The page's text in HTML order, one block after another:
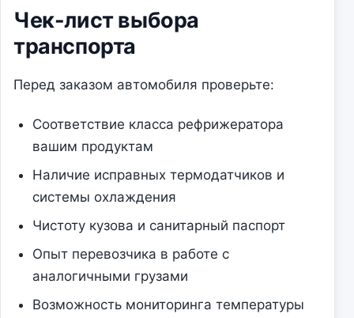
Чек-лист выбора
транспорта
Перед заказом автомобиля проверьте:
Соответствие класса рефрижератора
вашим продуктам
Наличие исправных термодатчиков и
системы охлаждения
Чистоту кузова и санитарный паспорт
Опыт перевозчика в работе с
аналогичными грузами
Возможность мониторинга температуры